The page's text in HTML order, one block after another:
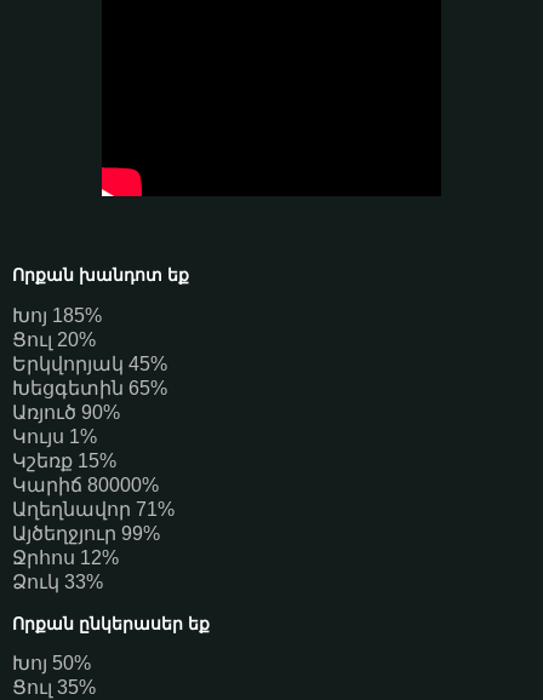
Որքան խանդոտ եք
Խոյ 185%
Ցուլ 20%
Երկվորյակ 45%
Խեցգետին 65%
Առյուծ 90%
Կույս 1%
Կշեռք 15%
Կարիճ 80000%
Աղեղնավոր 71%
Այծեղջյուր 99%
Ջրհոս 12%
Ձուկ 33%
Որքան ընկերասեր եք
Խոյ 50%
Ցուլ 35%